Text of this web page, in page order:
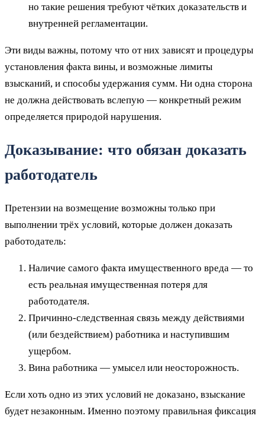
но такие решения требуют чётких доказательств и
внутренней регламентации.
Эти виды важны, потому что от них зависят и процедуры
установления факта вины, и возможные лимиты
взысканий, и способы удержания сумм. Ни одна сторона
не должна действовать вслепую — конкретный режим
определяется природой нарушения.
Доказывание: что обязан доказать
работодатель
Претензии на возмещение возможны только при
выполнении трёх условий, которые должен доказать
работодатель:
Наличие самого факта имущественного вреда — то
есть реальная имущественная потеря для
работодателя.
Причинно‑следственная связь между действиями
(или бездействием) работника и наступившим
ущербом.
Вина работника — умысел или неосторожность.
Если хоть одно из этих условий не доказано, взыскание
будет незаконным. Именно поэтому правильная фиксация